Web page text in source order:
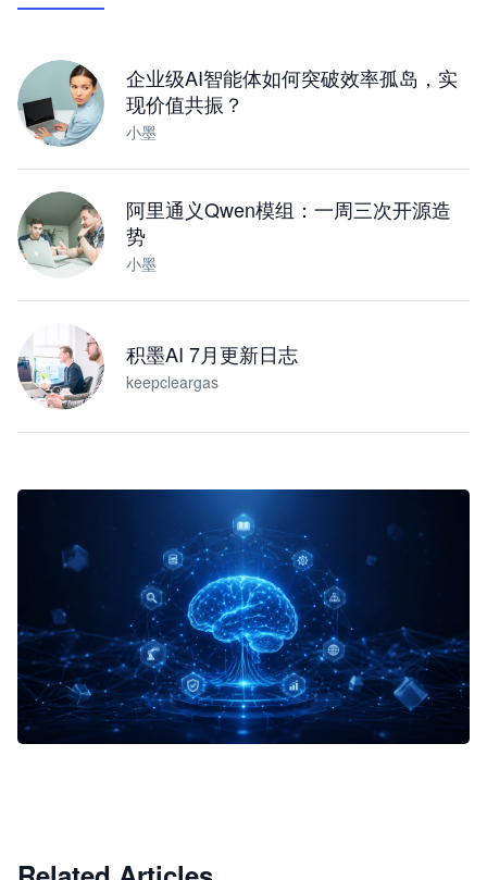
企业级AI智能体如何突破效率孤岛，实
现价值共振？
小墨
阿里通义Qwen模组：一周三次开源造
势
小墨
积墨AI 7月更新日志
keepcleargas